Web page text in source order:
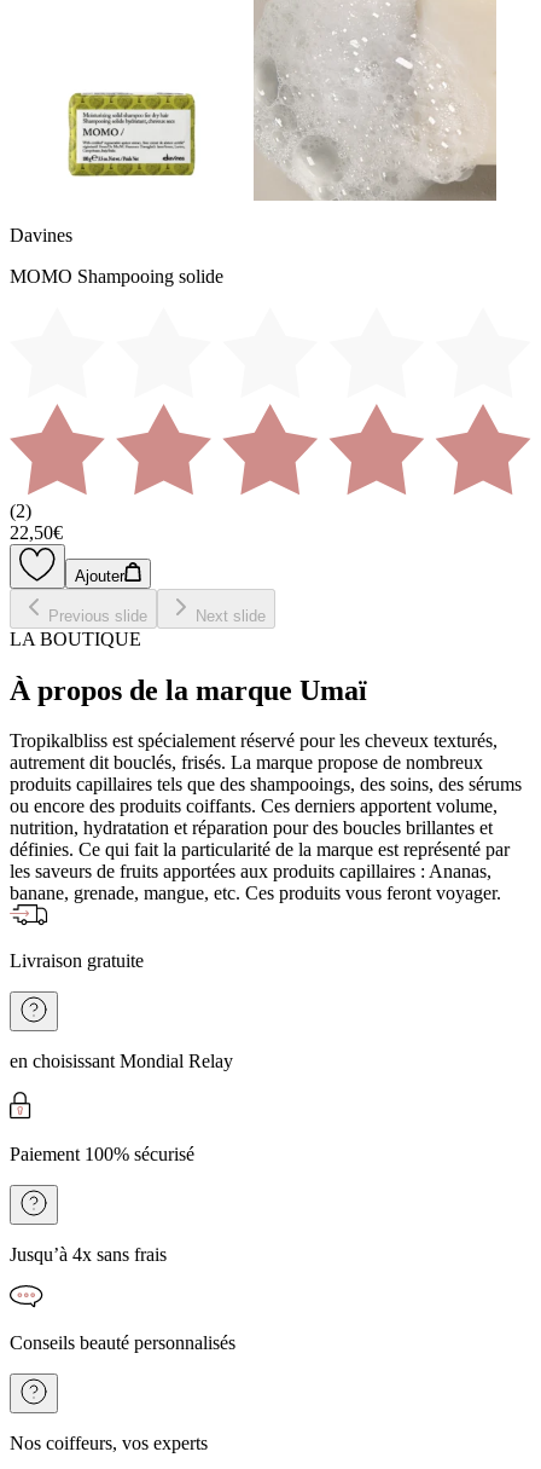
Davines
MOMO Shampooing solide
(2)
22,50€
Ajouter
Previous slide Next slide
LA BOUTIQUE
À propos de la marque Umaï
Tropikalbliss est spécialement réservé pour les cheveux texturés,
autrement dit bouclés, frisés. La marque propose de nombreux
produits capillaires tels que des shampooings, des soins, des sérums
ou encore des produits coiffants. Ces derniers apportent volume,
nutrition, hydratation et réparation pour des boucles brillantes et
définies. Ce qui fait la particularité de la marque est représenté par
les saveurs de fruits apportées aux produits capillaires : Ananas,
banane, grenade, mangue, etc. Ces produits vous feront voyager.
Livraison gratuite
en choisissant Mondial Relay
Paiement 100% sécurisé
Jusqu’à 4x sans frais
Conseils beauté personnalisés
Nos coiffeurs, vos experts